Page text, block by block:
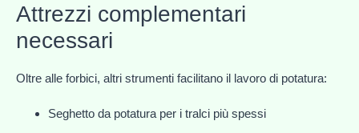
Attrezzi complementari
necessari
Oltre alle forbici, altri strumenti facilitano il lavoro di potatura:
Seghetto da potatura per i tralci più spessi